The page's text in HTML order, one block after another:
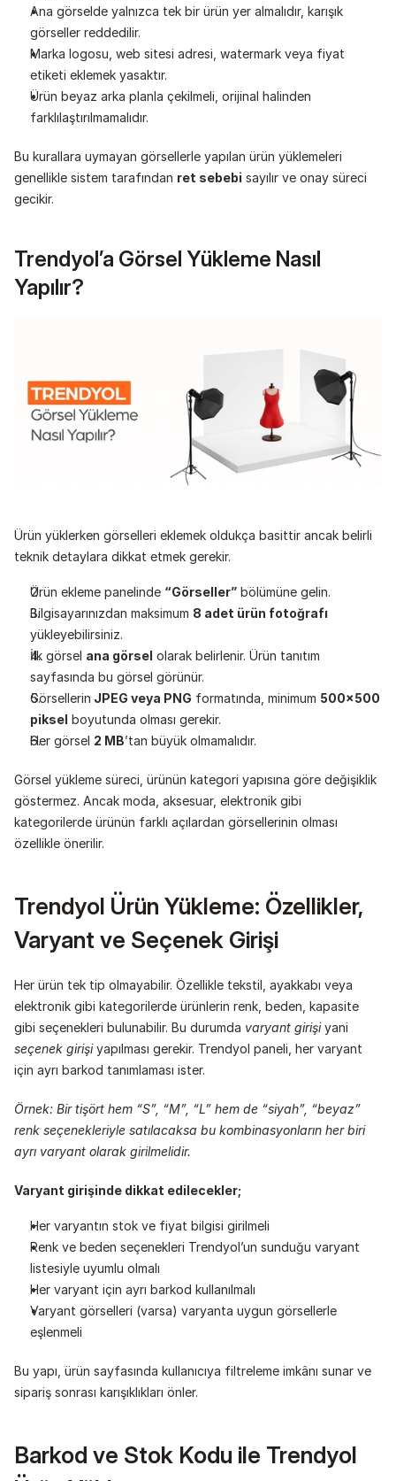
Ana görselde yalnızca tek bir ürün yer almalıdır, karışık
görseller reddedilir.
Marka logosu, web sitesi adresi, watermark veya fiyat
etiketi eklemek yasaktır.
Ürün beyaz arka planla çekilmeli, orijinal halinden
farklılaştırılmamalıdır.
Bu kurallara uymayan görsellerle yapılan ürün yüklemeleri
genellikle sistem tarafından ret sebebi sayılır ve onay süreci
gecikir.
Trendyol’a Görsel Yükleme Nasıl
Yapılır?
Ürün yüklerken görselleri eklemek oldukça basittir ancak belirli
teknik detaylara dikkat etmek gerekir.
Ürün ekleme panelinde “Görseller” bölümüne gelin.
Bilgisayarınızdan maksimum
yükleyebilirsiniz.
İlk görsel ana görsel olarak belirlenir. Ürün tanıtım
sayfasında bu görsel görünür.
Görsellerin JPEG veya PNG formatında, minimum 500x500
piksel boyutunda olması gerekir.
Her görsel 2 MB’tan büyük olmamalıdır.
Görsel yükleme süreci, ürünün kategori yapısına göre değişiklik
göstermez. Ancak moda, aksesuar, elektronik gibi
kategorilerde ürünün farklı açılardan görsellerinin olması
özellikle önerilir.
Trendyol Ürün Yükleme: Özellikler,
Varyant ve Seçenek Girişi
Her ürün tek tip olmayabilir. Özellikle tekstil, ayakkabı veya
elektronik gibi kategorilerde ürünlerin renk, beden, kapasite
gibi seçenekleri bulunabilir. Bu durumda varyant girişi
seçenek girişi yapılması gerekir. Trendyol paneli, her varyant
için ayrı barkod tanımlaması ister.
Örnek: Bir tişört hem “S”, “M”, “L” hem de “siyah”, “beyaz”
renk seçenekleriyle satılacaksa bu kombinasyonların her biri
ayrı varyant olarak girilmelidir.
Varyant girişinde dikkat edilecekler;
Her varyantın stok ve fiyat bilgisi girilmeli
Renk ve beden seçenekleri Trendyol’un sunduğu varyant
listesiyle uyumlu olmalı
Her varyant için ayrı barkod kullanılmalı
Varyant görselleri (varsa) varyanta uygun görsellerle
eşlenmeli
Bu yapı, ürün sayfasında kullanıcıya filtreleme imkânı sunar ve
sipariş sonrası karışıklıkları önler.
Barkod ve Stok Kodu ile Trendyol